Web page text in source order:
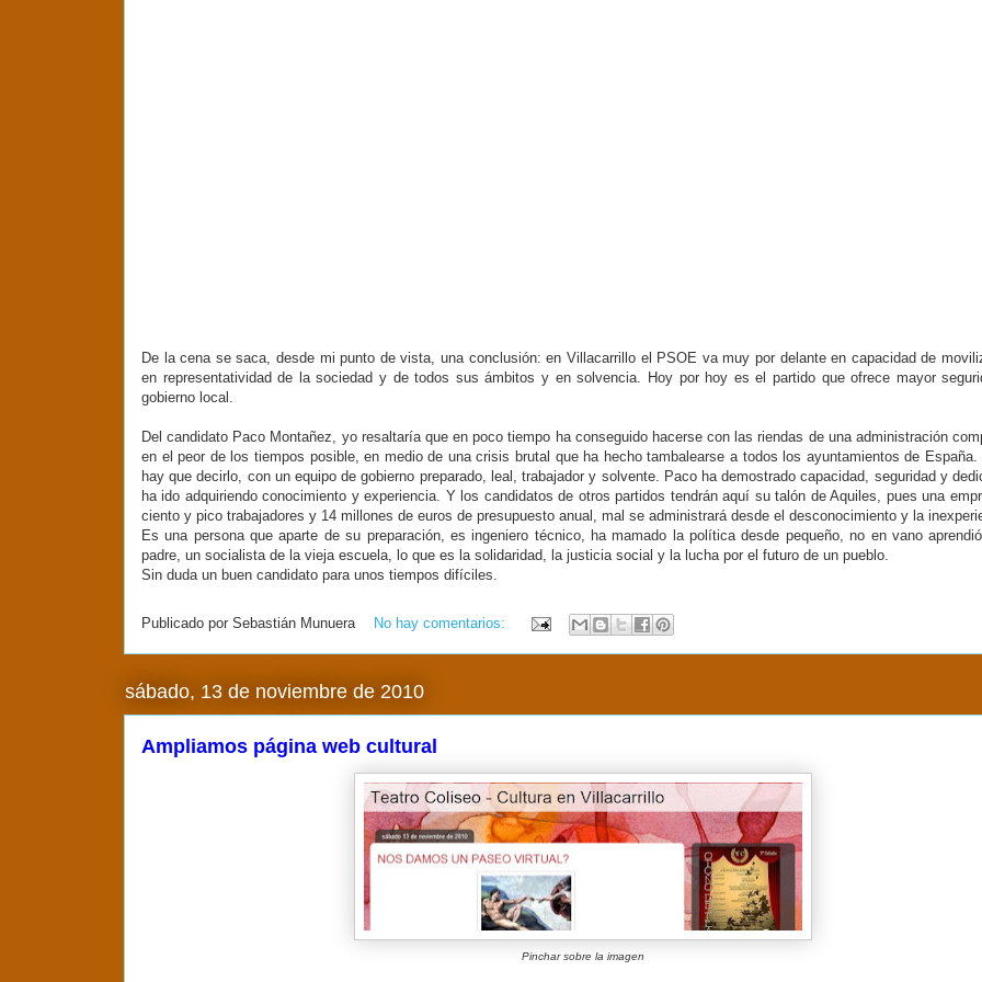
De la cena se saca, desde mi punto de vista, una conclusión: en Villacarrillo el PSOE va muy por delante en capacidad de
en representatividad de la sociedad y de todos sus ámbitos y en solvencia. Hoy por hoy es el partido que ofrece mayor
gobierno local.
Del candidato Paco Montañez, yo resaltaría que en poco tiempo ha conseguido hacerse con las riendas de una administración
en el peor de los tiempos posible, en medio de una crisis brutal que ha hecho tambalearse a todos los ayuntamientos de España.
hay que decirlo, con un equipo de gobierno preparado, leal, trabajador y solvente. Paco ha demostrado capacidad, seguridad y
ha ido adquiriendo conocimiento y experiencia. Y los candidatos de otros partidos tendrán aquí su talón de Aquiles, pues una
ciento y pico trabajadores y 14 millones de euros de presupuesto anual, mal se administrará desde el desconocimiento y la
Es una persona que aparte de su preparación, es ingeniero técnico, ha mamado la política desde pequeño, no en vano
padre, un socialista de la vieja escuela, lo que es la solidaridad, la justicia social y la lucha por el futuro de un pueblo.
Sin duda un buen candidato para unos tiempos difíciles.
Publicado por Sebastián Munuera No hay comentarios:
sábado, 13 de noviembre de 2010
Ampliamos página web cultural
Pinchar sobre la imagen